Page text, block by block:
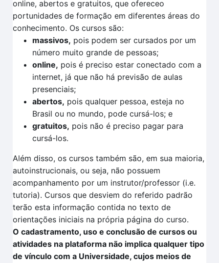
online, abertos e gratuitos, que ofereceo
portunidades de formação em diferentes áreas do
conhecimento. Os cursos são:
massivos, pois podem ser cursados por um
número muito grande de pessoas;
online, pois é preciso estar conectado com a
internet, já que não há previsão de aulas
presenciais;
abertos, pois qualquer pessoa, esteja no
Brasil ou no mundo, pode cursá-los; e
gratuitos, pois não é preciso pagar para
cursá-los.
Além disso, os cursos também são, em sua maioria,
autoinstrucionais, ou seja, não possuem
acompanhamento por um instrutor/professor (i.e.
tutoria). Cursos que desviem do referido padrão
terão esta informação contida no texto de
orientações iniciais na própria página do curso.
O cadastramento, uso e conclusão de cursos ou
atividades na plataforma não implica qualquer tipo
de vínculo com a Universidade, cujos meios de